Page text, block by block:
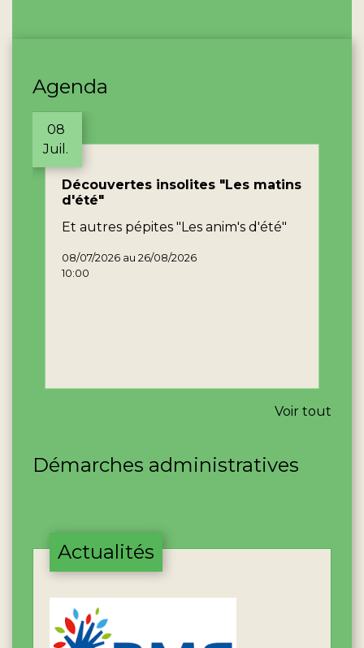
Agenda
08
Juil.
Découvertes insolites "Les matins
d'été"
Et autres pépites "Les anim's d'été"
08/07/2026 au 26/08/2026
10:00
Voir tout
Démarches administratives
Actualités